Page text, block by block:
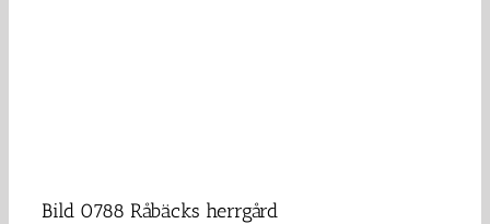
Bild 0788 Råbäcks herrgård